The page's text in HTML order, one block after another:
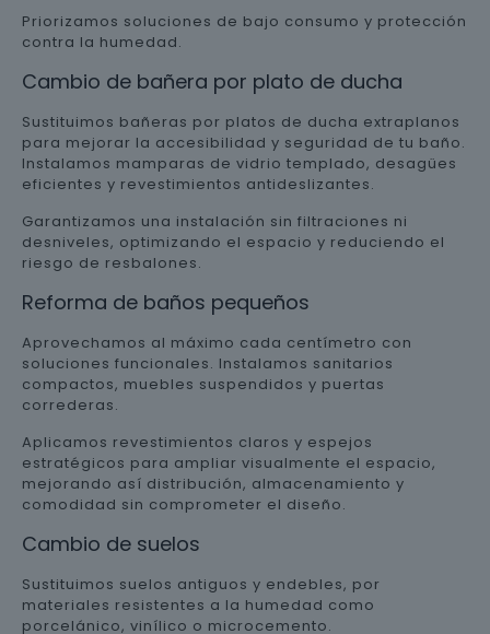
Priorizamos soluciones de bajo consumo y protección
contra la humedad.
Cambio de bañera por plato de ducha
Sustituimos bañeras por platos de ducha extraplanos
para mejorar la accesibilidad y seguridad de tu baño.
Instalamos mamparas de vidrio templado, desagües
eficientes y revestimientos antideslizantes.
Garantizamos una instalación sin filtraciones ni
desniveles, optimizando el espacio y reduciendo el
riesgo de resbalones.
Reforma de baños pequeños
Aprovechamos al máximo cada centímetro con
soluciones funcionales. Instalamos sanitarios
compactos, muebles suspendidos y puertas
correderas.
Aplicamos revestimientos claros y espejos
estratégicos para ampliar visualmente el espacio,
mejorando así distribución, almacenamiento y
comodidad sin comprometer el diseño.
Cambio de suelos
Sustituimos suelos antiguos y endebles, por
materiales resistentes a la humedad como
porcelánico, vinílico o microcemento.